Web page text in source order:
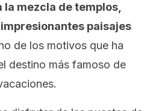
mezcla de templos,
paisajes
de los motivos que ha
destino más famoso de